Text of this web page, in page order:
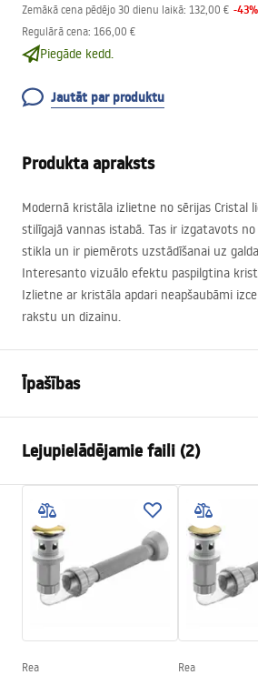
Zemākā cena pēdējo 30 dienu laikā: 132,00 € -43%
Regulārā cena: 166,00 €
Piegāde kedd.
Jautāt par produktu
Produkta apraksts
Modernā kristāla izlietne no sērijas Cristal
stilīgajā vannas istabā. Tas ir izgatavots
stikla un ir piemērots uzstādīšanai uz
Interesanto vizuālo efektu paspilgtina
Izlietne ar kristāla apdari neapšaubāmi
rakstu un dizainu.
Īpašības
Materiāls
Krāsa
Pelēks,
Apdare
Spīdīgs
Garums
355
Platums
355mm
Augstums
115
Forma
Lejupielādējamie faili (2)
Uzstādīšanas instrukcijas
Garantijas noteikumi
Rea Rea